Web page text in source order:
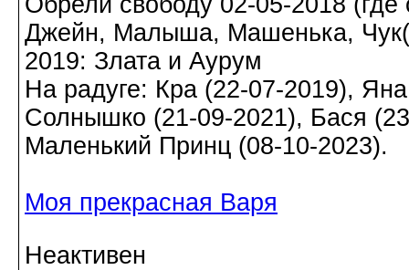
Джейн, Малыша, Машенька,
2019: Злата и Аурум
На радуге: Кра (22-07-2019),
Солнышко (21-09-2021), Бася
Маленький Принц (08-10-2023).
Моя прекрасная Варя
Неактивен